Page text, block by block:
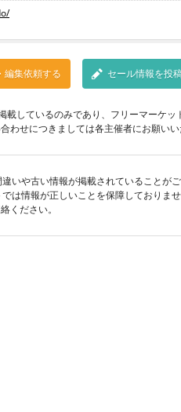
編集依頼する セール情報を投
しているのみであり、フリーマーケッ
わせにつきましては各主催者にお願いい
いや古い情報が掲載されていることがご
は情報が正しいことを保障しておりま
ください。